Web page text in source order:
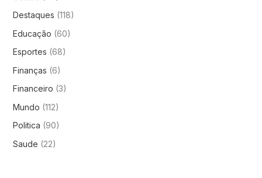
Destaques (118)
Educação (60)
Esportes (68)
Finanças (6)
Financeiro (3)
Mundo (112)
Politica (90)
Saude (22)